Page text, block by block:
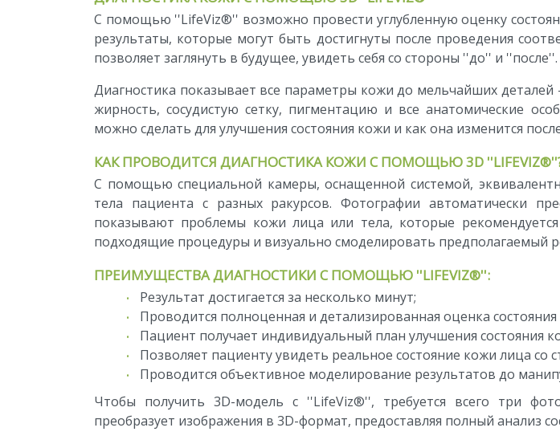
С помощью ''LifeViz®'' возможно провести углубленную оценку
результаты, которые могут быть достигнуты после проведения
позволяет заглянуть в будущее, увидеть себя со стороны ''до'' и ''после''.
Диагностика показывает все параметры кожи до мельчайших
жирность, сосудистую сетку, пигментацию и все анатомические
можно сделать для улучшения состояния кожи и как она изменится
КАК ПРОВОДИТСЯ ДИАГНОСТИКА КОЖИ С ПОМОЩЬЮ 3D
С помощью специальной камеры, оснащенной системой,
тела пациента с разных ракурсов. Фотографии автоматически
показывают проблемы кожи лица или тела, которые
подходящие процедуры и визуально смоделировать предполагаемый
ПРЕИМУЩЕСТВА ДИАГНОСТИКИ С ПОМОЩЬЮ ''LIFEVIZ®'':
Результат достигается за несколько минут;
Проводится полноценная и детализированная оценка
Пациент получает индивидуальный план улучшения состояния
Позволяет пациенту увидеть реальное состояние кожи лица со
Проводится объективное моделирование результатов до
Чтобы получить 3D-модель с ''LifeViz®'', требуется всего три
преобразует изображения в 3D-формат, предоставляя полный анализ